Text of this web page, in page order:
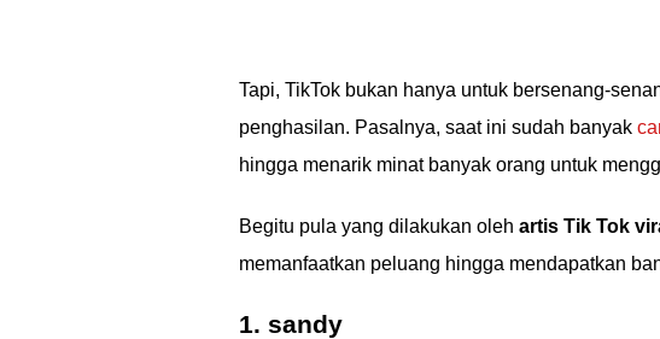
Tapi, TikTok bukan hanya untuk bersenang-
penghasilan. Pasalnya, saat ini sudah banyak
hingga menarik minat banyak orang untuk
Begitu pula yang dilakukan oleh artis Tik Tok
memanfaatkan peluang hingga mendapatkan
1. sandy